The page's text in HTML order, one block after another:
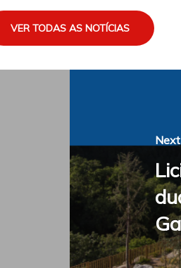
VER TODAS AS NOTÍCIAS